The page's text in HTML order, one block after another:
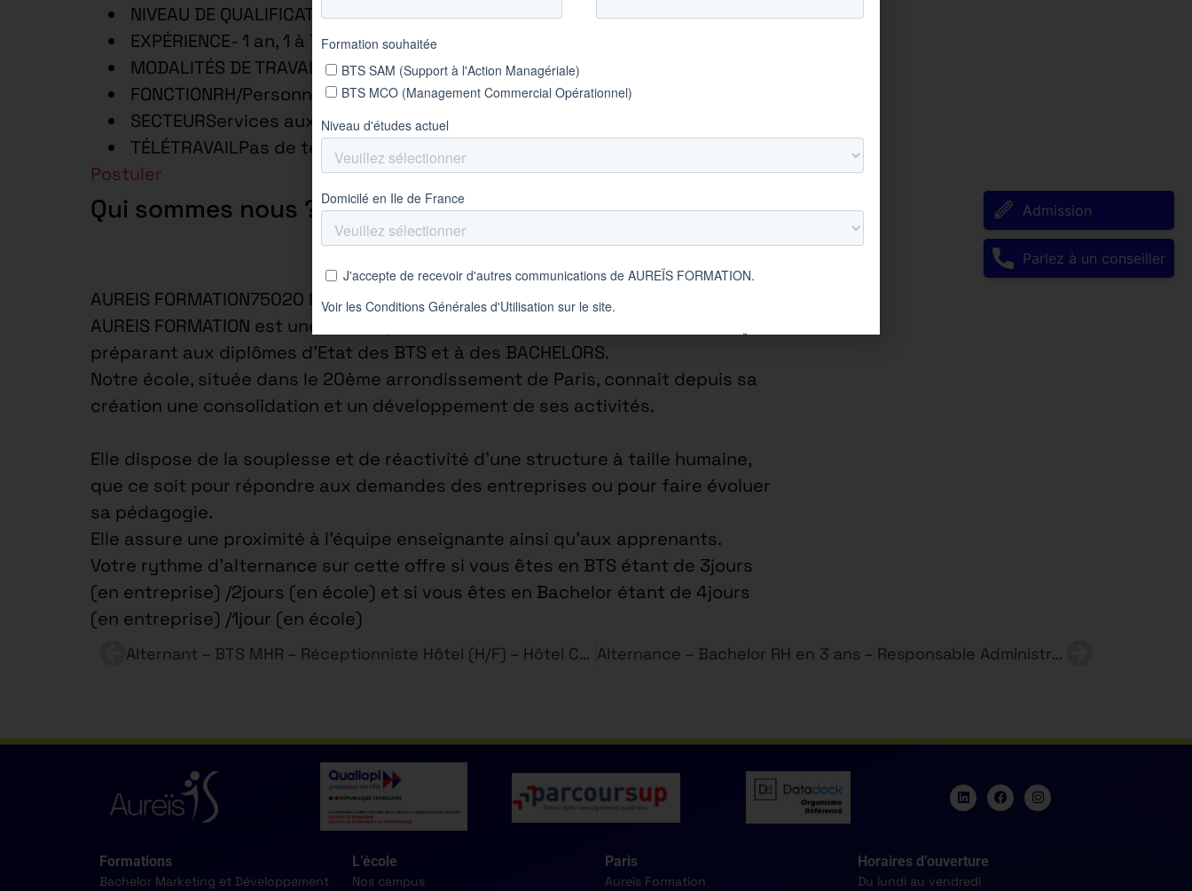
NIVEAU DE QUALIFICATIONEmployé/Opérateur/Ouvrier Spe/Bac
EXPÉRIENCE- 1 an, 1 à 7 ans
MODALITÉS DE TRAVAILTemps complet
FONCTIONRH/Personnel/Formation
SECTEURServices aux Entreprises
TÉLÉTRAVAILPas de télétravail
Postuler
Qui sommes nous ?
AUREIS FORMATION75020 Paris 20e • France
AUREIS FORMATION est une école spécialisée dans la formation en alternance
préparant aux diplômes d’Etat des BTS et à des BACHELORS.
Notre école, située dans le 20ème arrondissement de Paris, connait depuis sa
création une consolidation et un développement de ses activités.
Elle dispose de la souplesse et de réactivité d’une structure à taille humaine,
que ce soit pour répondre aux demandes des entreprises ou pour faire évoluer
sa pédagogie.
Elle assure une proximité à l’équipe enseignante ainsi qu’aux apprenants.
Votre rythme d’alternance sur cette offre si vous êtes en BTS étant de 3jours
(en entreprise) /2jours (en école) et si vous êtes en Bachelor étant de 4jours
(en entreprise) /1jour (en école)
Alternant – BTS MHR – Réceptionniste Hôtel (H/F) – Hôtel CAMPANILE Alternance – Bachelor RH en 3 ans – Responsable Administratif(ve) – TOTAL
Formations
Bachelor Marketing et Développement
L’école
Nos campus
Paris
Aureïs Formation
Horaires d’ouverture
Du lundi au vendredi
Admission
Parlez à un conseiller